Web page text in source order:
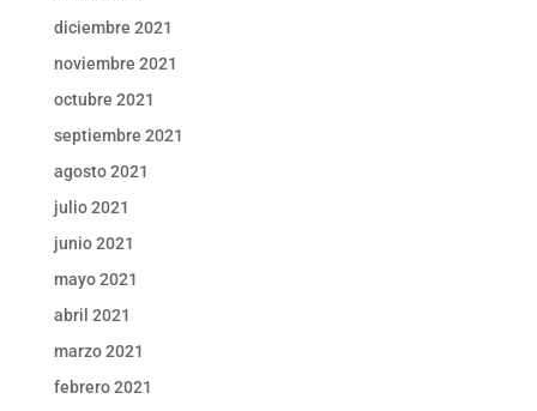
diciembre 2021
noviembre 2021
octubre 2021
septiembre 2021
agosto 2021
julio 2021
junio 2021
mayo 2021
abril 2021
marzo 2021
febrero 2021